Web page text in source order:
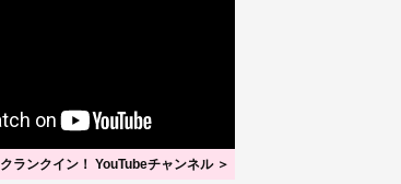
クランクイン！ YouTubeチャンネル ＞